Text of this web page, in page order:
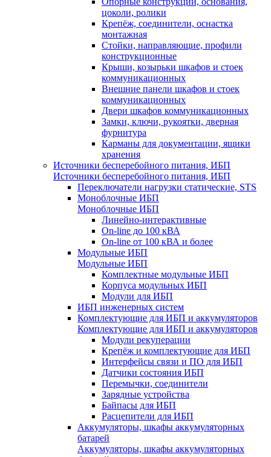
цоколи, ролики
Крепёж, соединители, оснастка
монтажная
Стойки, направляющие, профили
конструкционные
Крыши, козырьки шкафов и стоек
коммуникационных
Внешние панели шкафов и стоек
коммуникационных
Двери шкафов коммуникационных
Замки, ключи, рукоятки, дверная
фурнитура
Карманы для документации, ящики
хранения
Источники бесперебойного питания, ИБП
Источники бесперебойного питания, ИБП
Переключатели нагрузки статические, STS
Моноблочные ИБП
Моноблочные ИБП
Линейно-интерактивные
On-line до 100 кВА
On-line от 100 кВА и более
Модульные ИБП
Модульные ИБП
Комплектные модульные ИБП
Корпуса модульных ИБП
Модули для ИБП
ИБП инженерных систем
Комплектующие для ИБП и аккумуляторов
Комплектующие для ИБП и аккумуляторов
Модули рекуперации
Крепёж и комплектующие для ИБП
Интерфейсы связи и ПО для ИБП
Датчики состояния ИБП
Перемычки, соединители
Зарядные устройства
Байпасы для ИБП
Расцепители для ИБП
Аккумуляторы, шкафы аккумуляторных
батарей
Аккумуляторы, шкафы аккумуляторных